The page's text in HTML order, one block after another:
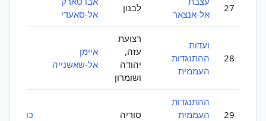
27
אל-אנצאר
לבנון
אל-סאעדי
28
ועדות
ההתנגדות
העממית
רצועת
עזה,
יהודה
ושומרון
איימן
אל-שאשנייה
29
ההתנגדות
העממית
סוריה כוח קודס